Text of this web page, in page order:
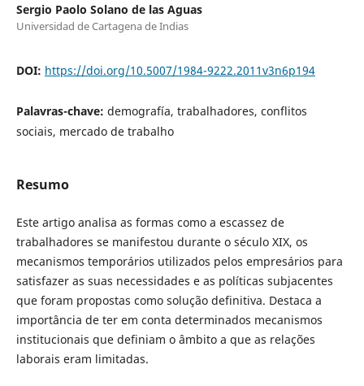
Sergio Paolo Solano de las Aguas
Universidad de Cartagena de Indias
DOI: https://doi.org/10.5007/1984-9222.2011v3n6p194
Palavras-chave: demografía, trabalhadores, conflitos
sociais, mercado de trabalho
Resumo
Este artigo analisa as formas como a escassez de
trabalhadores se manifestou durante o século XIX, os
mecanismos temporários utilizados pelos empresários para
satisfazer as suas necessidades e as políticas subjacentes
que foram propostas como solução definitiva. Destaca a
importância de ter em conta determinados mecanismos
institucionais que definiam o âmbito a que as relações
laborais eram limitadas.